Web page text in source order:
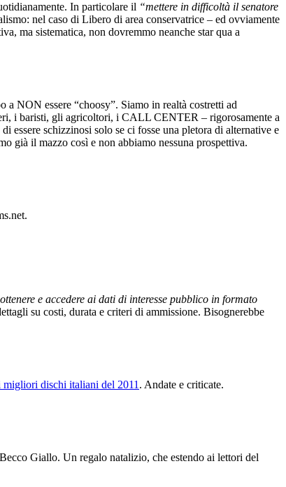
In particolare il “mettere in difficoltà il senatore
nel caso di Libero di area conservatrice – ed ovviamente
ma sistematica, non dovremmo neanche star qua a
NON essere “choosy”. Siamo in realtà costretti ad
i baristi, gli agricoltori, i CALL CENTER – rigorosamente a
essere schizzinosi solo se ci fosse una pletora di alternative e
già il mazzo così e non abbiamo nessuna prospettiva.
e accedere ai dati di interesse pubblico in formato
su costi, durata e criteri di ammissione. Bisognerebbe
migliori dischi italiani del 2011 . Andate e criticate.
Giallo. Un regalo natalizio, che estendo ai lettori del